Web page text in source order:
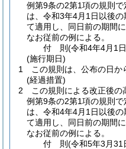
例第9条の2第1項の規則
は、令和3年4月1日以後
て適用し、同日前の期間
なお従前の例による。
付 則(令和4年4月1
(施行期日)
1
この規則は、公布の日か
(経過措置)
2
この規則による改正後
例第9条の2第1項の規則
は、令和4年4月1日以後
て適用し、同日前の期間
なお従前の例による。
付 則(令和5年3月31